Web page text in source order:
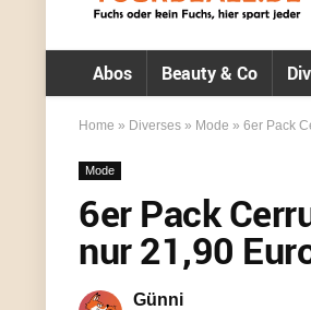
Abos Beauty & Co
Home » Diverses » Mode » 6er Pack
Mode
6er Pack
nur 21,90
Günni